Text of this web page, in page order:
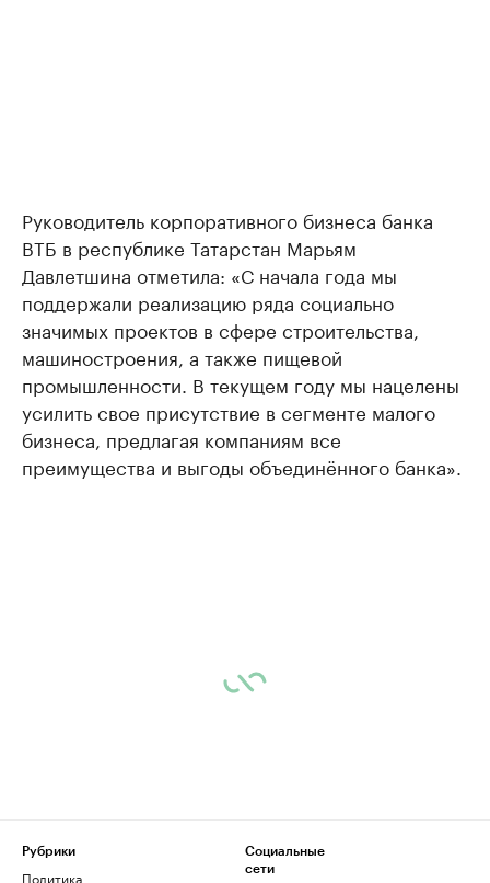
Руководитель корпоративного бизнеса банка
ВТБ в республике Татарстан Марьям
Давлетшина отметила: «С начала года мы
поддержали реализацию ряда социально
значимых проектов в сфере строительства,
машиностроения, а также пищевой
промышленности. В текущем году мы нацелены
усилить свое присутствие в сегменте малого
бизнеса, предлагая компаниям все
преимущества и выгоды объединённого банка».
Рубрики
Политика
Социальные
сети